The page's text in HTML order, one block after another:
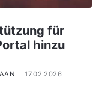
für
hinzu
17.02.2026